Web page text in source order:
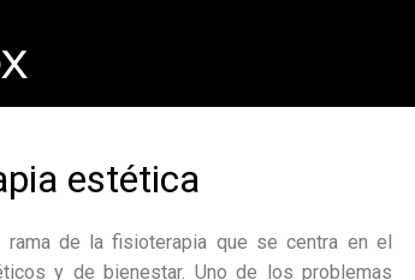
estética
de la fisioterapia que se centra en el
y de bienestar. Uno de los problemas